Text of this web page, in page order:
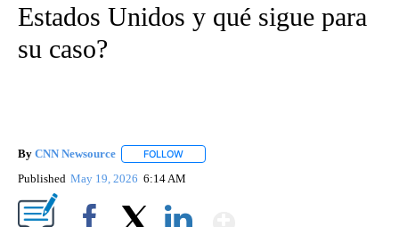
Estados Unidos y qué sigue para
su caso?
By CNN Newsource FOLLOW
Published May 19, 2026 6:14 AM